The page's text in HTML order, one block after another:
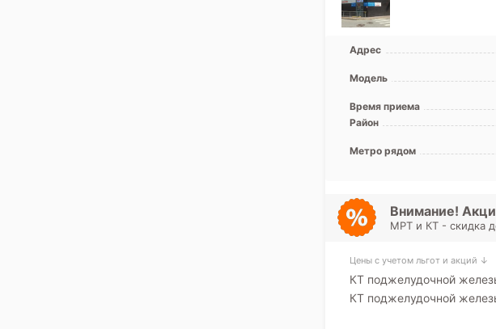
Адрес
Модель
Время приема
Район
Метро рядом
Внимание!
МРТ и КТ - скидка
Цены с учетом льгот и акций ↓
КТ поджелудочной
КТ поджелудочной